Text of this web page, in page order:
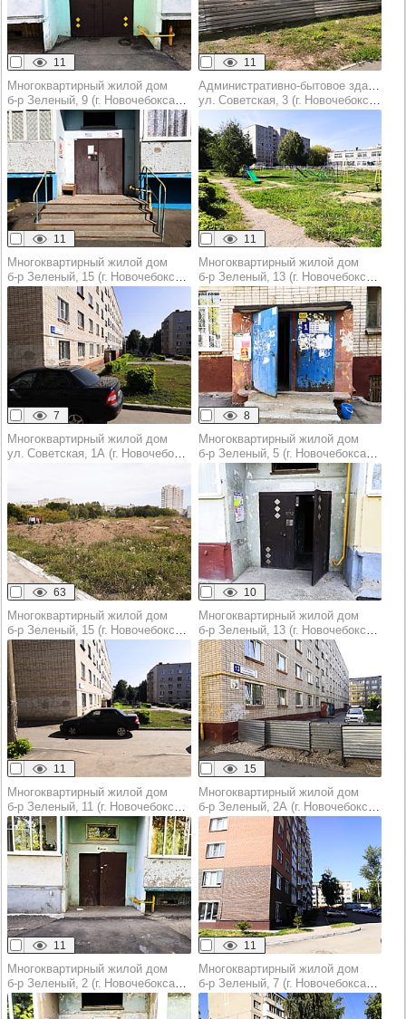
11 11
Многоквартирный жилой дом
б‑р Зеленый, 9 (г. Новочебоксарск)
11
Административно-бытовое здание
ул. Советская, 3 (г. Новочебоксарск)
11
Многоквартирный жилой дом
б‑р Зеленый, 15 (г. Новочебоксарск)
7
Многоквартирный жилой дом
б‑р Зеленый, 13 (г. Новочебоксарск)
8
Многоквартирный жилой дом
ул. Советская, 1А (г. Новочебоксарск)
63
Многоквартирный жилой дом
б‑р Зеленый, 5 (г. Новочебоксарск)
10
Многоквартирный жилой дом
б‑р Зеленый, 15 (г. Новочебоксарск)
11
Многоквартирный жилой дом
б‑р Зеленый, 13 (г. Новочебоксарск)
15
Многоквартирный жилой дом
б‑р Зеленый, 11 (г. Новочебоксарск)
11
Многоквартирный жилой дом
б‑р Зеленый, 2А (г. Новочебоксарск)
11
Многоквартирный жилой дом
б‑р Зеленый, 2 (г. Новочебоксарск)
Многоквартирный жилой дом
б‑р Зеленый, 7 (г. Новочебоксарск)